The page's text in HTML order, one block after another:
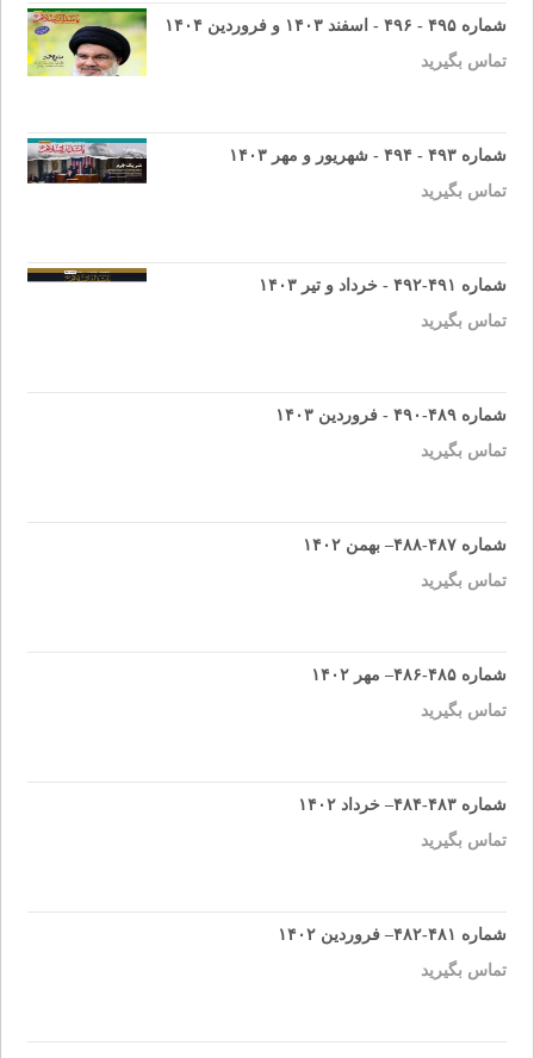
شماره ۴۹۵ - ۴۹۶ - اسفند ۱۴۰۳ و فروردین ۱۴۰۴
تماس بگیرید
شماره ۴۹۳ - ۴۹۴ - شهریور و مهر ۱۴۰۳
تماس بگیرید
شماره ۴۹۱-۴۹۲ - خرداد و تیر ۱۴۰۳
تماس بگیرید
شماره ۴۸۹-۴۹۰ - فروردین ۱۴۰۳
تماس بگیرید
شماره ۴۸۷-۴۸۸– بهمن ۱۴۰۲
تماس بگیرید
شماره ۴۸۵-۴۸۶– مهر ۱۴۰۲
تماس بگیرید
شماره ۴۸۳-۴۸۴– خرداد ۱۴۰۲
تماس بگیرید
شماره ۴۸۱-۴۸۲– فروردین ۱۴۰۲
تماس بگیرید